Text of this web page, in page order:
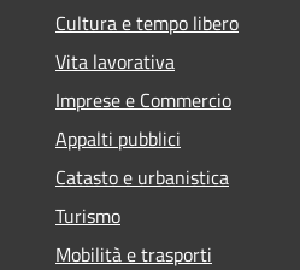
Cultura e tempo libero
Vita lavorativa
Imprese e Commercio
Appalti pubblici
Catasto e urbanistica
Turismo
Mobilità e trasporti